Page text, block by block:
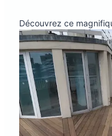
Découvrez ce